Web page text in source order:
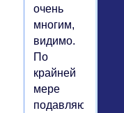
очень
многим,
видимо.
По
крайней
мере
подавляющему